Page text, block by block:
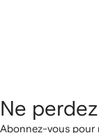
Ne
Abonnez-vous pour